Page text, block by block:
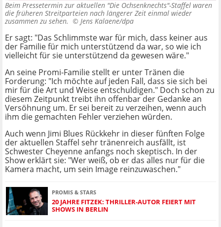
Beim Pressetermin zur aktuellen "Die Ochsenknechts"-Staffel waren
die früheren Streitparteien nach längerer Zeit einmal wieder
zusammen zu sehen. © Jens Kalaene/dpa
Er sagt: "Das Schlimmste war für mich, dass keiner aus
der Familie für mich unterstützend da war, so wie ich
vielleicht für sie unterstützend da gewesen wäre."
An seine Promi-Familie stellt er unter Tränen die
Forderung: "Ich möchte auf jeden Fall, dass sie sich bei
mir für die Art und Weise entschuldigen." Doch schon zu
diesem Zeitpunkt treibt ihn offenbar der Gedanke an
Versöhnung um. Er sei bereit zu verzeihen, wenn auch
ihm die gemachten Fehler verziehen würden.
Auch wenn Jimi Blues Rückkehr in dieser fünften Folge
der aktuellen Staffel sehr tränenreich ausfällt, ist
Schwester Cheyenne anfangs noch skeptisch. In der
Show erklärt sie: "Wer weiß, ob er das alles nur für die
Kamera macht, um sein Image reinzuwaschen."
PROMIS & STARS
20 JAHRE FITZEK: THRILLER-AUTOR FEIERT MIT
SHOWS IN BERLIN